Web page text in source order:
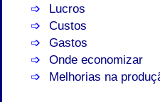
Lucros
Custos
Gastos
Onde economizar
Melhorias na